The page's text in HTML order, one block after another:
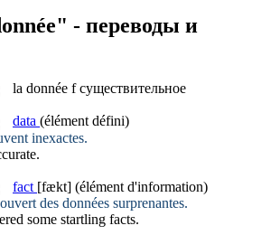
- переводы и
la donnée f существительное
data (élément défini)
inexactes.
fact [fækt] (élément d'information)
des données surprenantes.
some startling facts.